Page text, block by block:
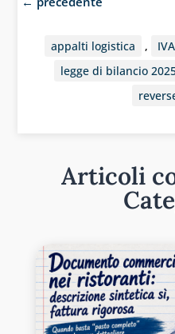
appalti logistica ,
legge di bilancio
Articoli